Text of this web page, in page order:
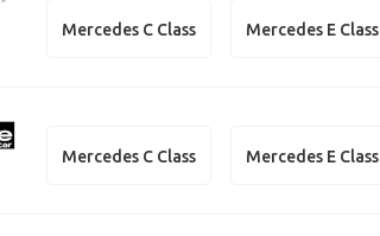
Mercedes C Class Mercedes E Class
Mercedes C Class Mercedes E Class